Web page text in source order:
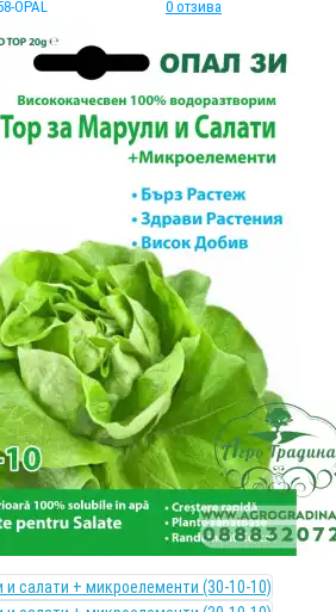
OPAL 0 отзива